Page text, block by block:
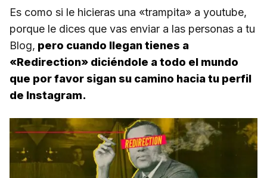
Es como si le hicieras una «trampita» a youtube,
porque le dices que vas enviar a las personas a tu
Blog, pero cuando llegan tienes a
«Redirection» diciéndole a todo el mundo
que por favor sigan su camino hacia tu perfil
de Instagram.